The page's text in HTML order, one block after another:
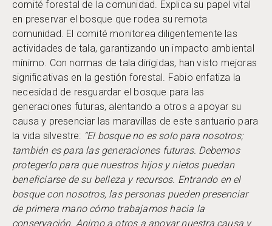
comité forestal de la comunidad. Explica su papel vital
en preservar el bosque que rodea su remota
comunidad. El comité monitorea diligentemente las
actividades de tala, garantizando un impacto ambiental
mínimo. Con normas de tala dirigidas, han visto mejoras
significativas en la gestión forestal. Fabio enfatiza la
necesidad de resguardar el bosque para las
generaciones futuras, alentando a otros a apoyar su
causa y presenciar las maravillas de este santuario para
la vida silvestre: “El bosque no es solo para nosotros;
también es para las generaciones futuras. Debemos
protegerlo para que nuestros hijos y nietos puedan
beneficiarse de su belleza y recursos. Entrando en el
bosque con nosotros, las personas pueden presenciar
de primera mano cómo trabajamos hacia la
conservación. Animo a otros a apoyar nuestra causa y